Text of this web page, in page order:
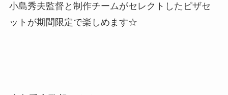
小島秀夫監督と制作チームがセレクトしたピザセ
ットが期間限定で楽しめます☆